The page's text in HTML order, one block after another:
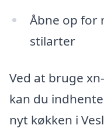
Åbne op for
stilarter
Ved at bruge
kan du
nyt køkken i